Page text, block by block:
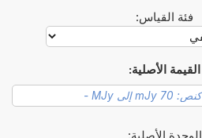
فئة القياس:
القيمة الأصلية:
الوحدة الأصلية: